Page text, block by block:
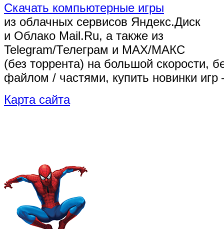
Скачать компьютерные игры
из облачных сервисов Яндекс.Диск
и Облако Mail.Ru, а также из
Telegram/Телеграм и MAX/МАКС
(без торрента) на большой скорости,
файлом / частями, купить новинки
Карта сайта